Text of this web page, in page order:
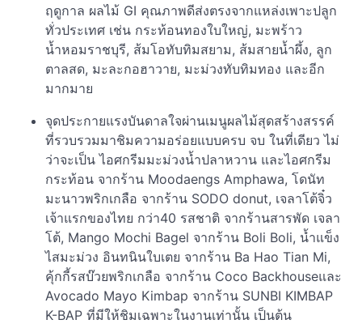
ฤดูกาล ผลไม้ GI คุณภาพดีส่งตรงจากแหล่งเพาะปลูก
ทั่วประเทศ เช่น กระท้อนทองใบใหญ่, มะพร้าว
น้ำหอมราชบุรี, ส้มโอทับทิมสยาม, ส้มสายน้ำผึ้ง, ลูก
ตาลสด, มะละกอฮาวาย, มะม่วงทับทิมทอง และอีก
มากมาย
จุดประกายแรงบันดาลใจผ่านเมนูผลไม้สุดสร้างสรรค์
ที่รวบรวมมาชิมความอร่อยแบบครบ จบ ในที่เดียว ไม่
ว่าจะเป็น ไอศกรีมมะม่วงน้ำปลาหวาน และไอศกรีม
กระท้อน จากร้าน Moodaengs Amphawa, โดนัท
มะนาวพริกเกลือ จากร้าน SODO donut, เจลาโต้จิ๋ว
เจ้าแรกของไทย กว่า40 รสชาติ จากร้านสารพัด เจลา
โต้, Mango Mochi Bagel จากร้าน Boli Boli, น้ำแข็ง
ไสมะม่วง อินทนินใบเตย จากร้าน Ba Hao Tian Mi,
คุ้กกี้รสบ๊วยพริกเกลือ จากร้าน Coco Backhouseและ
Avocado Mayo Kimbap จากร้าน SUNBI KIMBAP
K-BAP ที่มีให้ชิมเฉพาะในงานเท่านั้น เป็นต้น